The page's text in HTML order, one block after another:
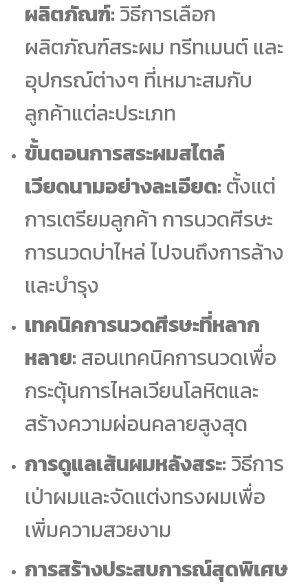
ผลิตภัณฑ์: วิธีการเลือก
ผลิตภัณฑ์สระผม ทรีทเมนต์ และ
อุปกรณ์ต่างๆ ที่เหมาะสมกับ
ลูกค้าแต่ละประเภท
ขั้นตอนการสระผมสไตล์
เวียดนามอย่างละเอียด: ตั้งแต่
การเตรียมลูกค้า การนวดศีรษะ
การนวดบ่าไหล่ ไปจนถึงการล้าง
และบำรุง
เทคนิคการนวดศีรษะที่หลาก
หลาย: สอนเทคนิคการนวดเพื่อ
กระตุ้นการไหลเวียนโลหิตและ
สร้างความผ่อนคลายสูงสุด
การดูแลเส้นผมหลังสระ: วิธีการ
เป่าผมและจัดแต่งทรงผมเพื่อ
เพิ่มความสวยงาม
การสร้างประสบการณ์สุดพิเศษ